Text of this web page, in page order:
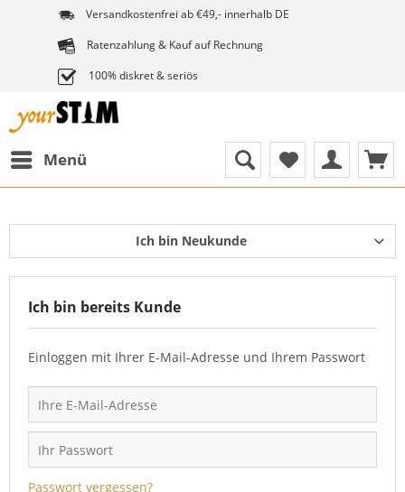
Versandkostenfrei ab €49,- innerhalb DE
Ratenzahlung & Kauf auf Rechnung
100% diskret & seriös
Menü
Ich bin Neukunde
Ich bin bereits Kunde
Einloggen mit Ihrer E-Mail-Adresse und Ihrem Passwort
Passwort vergessen?